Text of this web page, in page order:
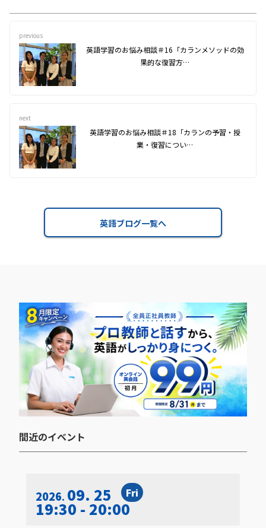
previous
英語学習のお悩み相談＃16「カランメソッドの効
果的な復習方…
next
英語学習のお悩み相談＃18「カランの予習・授
業・復習につい…
英語ブログ一覧へ
間近のイベント​
2026 09. 25 Fri
19:30 - 20:00